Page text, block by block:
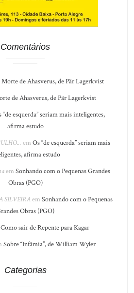
Comentários
de Ahasverus, de Pär Lagerkvist
de Ahasverus, de Pär Lagerkvist
“de esquerda” seriam mais inteligentes,
afirma estudo
em Os “de esquerda” seriam mais
afirma estudo
em Sonhando com o Pequenas Grandes
Obras (PGO)
SILVEIRAem Sonhando com o Pequenas
Obras (PGO)
Como sair de Repente para Kagar
Sobre “Infâmia”, de William Wyler
Categorias